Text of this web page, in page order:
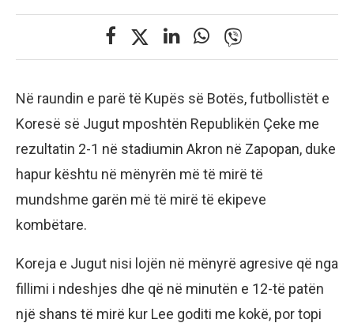
Në raundin e parë të Kupës së Botës, futbollistët e
Koresë së Jugut mposhtën Republikën Çeke me
rezultatin 2-1 në stadiumin Akron në Zapopan, duke
hapur kështu në mënyrën më të mirë të
mundshme garën më të mirë të ekipeve
kombëtare.
Koreja e Jugut nisi lojën në mënyrë agresive që nga
fillimi i ndeshjes dhe që në minutën e 12-të patën
një shans të mirë kur Lee goditi me kokë, por topi